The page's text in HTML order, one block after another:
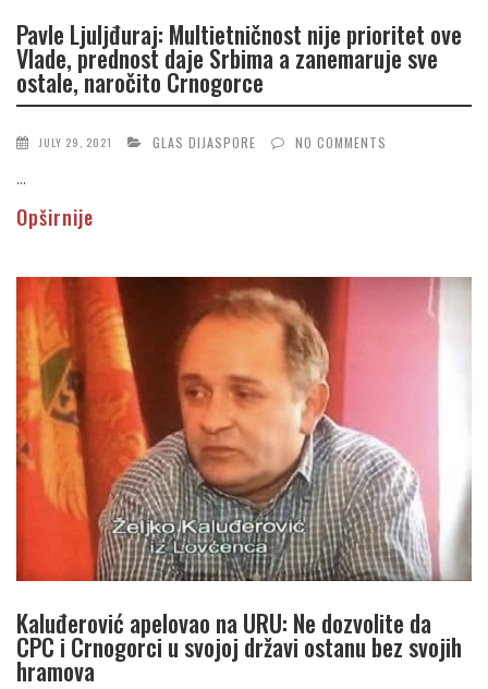
Pavle Ljuljđuraj: Multietničnost nije prioritet ove
Vlade, prednost daje Srbima a zanemaruje sve
ostale, naročito Crnogorce
JULY 29, 2021 GLAS DIJASPORE NO COMMENTS
...
Opširnije
Kaluđerović apelovao na URU: Ne dozvolite da
CPC i Crnogorci u svojoj državi ostanu bez svojih
hramova